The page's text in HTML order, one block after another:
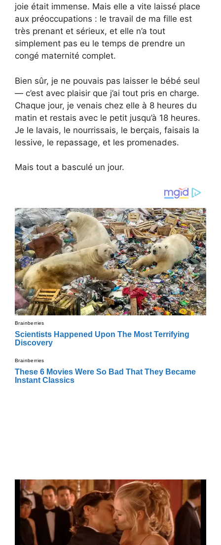
joie était immense. Mais elle a vite laissé place
aux préoccupations : le travail de ma fille est
très prenant et sérieux, et elle n’a tout
simplement pas eu le temps de prendre un
congé maternité complet.
Bien sûr, je ne pouvais pas laisser le bébé seul
— c’est avec plaisir que j’ai tout pris en charge.
Chaque jour, je venais chez elle à 8 heures du
matin et restais avec le petit jusqu’à 18 heures.
Je le lavais, le nourrissais, le berçais, faisais la
lessive, le repassage, et les promenades.
Mais tout a basculé un jour.